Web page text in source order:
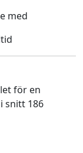
med
för en
snitt 186